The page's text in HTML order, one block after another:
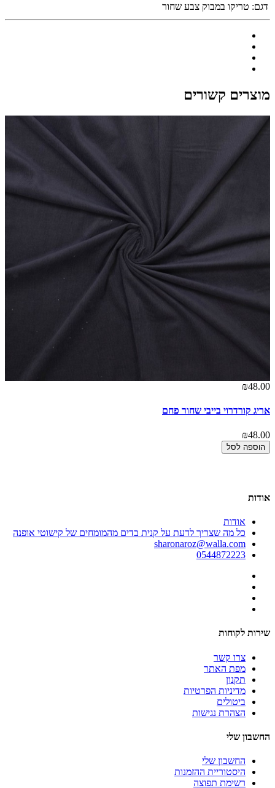
דגם: טריקו במבוק צבע שחור
מוצרים קשורים
₪48.00
אריג קורדרוי בייבי שחור פחם
₪48.00
הוספה לסל
אודות
אודות
כל מה שצריך לדעת על קנית בדים מהמומחים של קישוטי אופנה
sharonaroz@walla.com
0544872223
שירות לקוחות
צרו קשר
מפת האתר
תקנון
מדיניות הפרטיות
ביטולים
הצהרת נגישות
החשבון שלי
החשבון שלי
היסטוריית ההזמנות
רשימת תפוצה